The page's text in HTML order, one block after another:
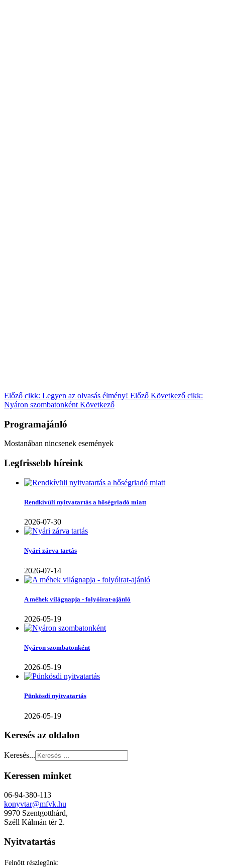
Előző cikk: Legyen az olvasás élmény! Előző Következő cikk:
Nyáron szombatonként Következő
Programajánló
Mostanában nincsenek események
Legfrissebb híreink
Rendkívüli nyitvatartás a hőségriadó miatt
2026-07-30
Nyári zárva tartás
2026-07-14
A méhek világnapja - folyóirat-ajánló
2026-05-19
Nyáron szombatonként
2026-05-19
Pünkösdi nyitvatartás
2026-05-19
Keresés az oldalon
Keresés...
Keressen minket
06-94-380-113
konyvtar@mfvk.hu
9970 Szentgotthárd,
Széll Kálmán tér 2.
Nyitvatartás
Felnőtt részlegünk: